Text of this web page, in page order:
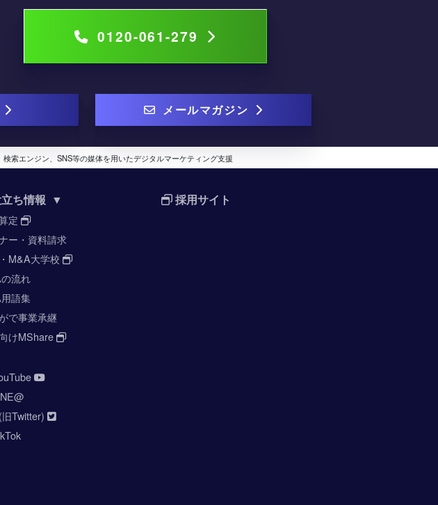
0120-061-279
メールマガジン
検索エンジン、SNS等の媒体を用いたデジタルマーケティング支援
ち情報 ▼
定
ー・資料請求
M&A大学校
流れ
語集
で事業承継
けMShare
採用サイト
Twitter)